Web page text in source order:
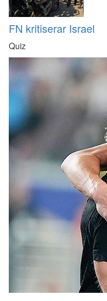
FN kritiserar Israel
Quiz